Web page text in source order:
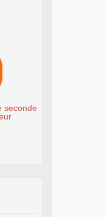
Association